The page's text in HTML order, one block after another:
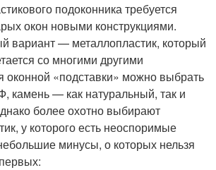
подоконника требуется
окон новыми конструкциями.
вариант — металлопластик, который
со многими другими
оконной «подставки» можно выбрать
— как натуральный, так и
более охотно выбирают
у которого есть неоспоримые
минусы, о которых нельзя